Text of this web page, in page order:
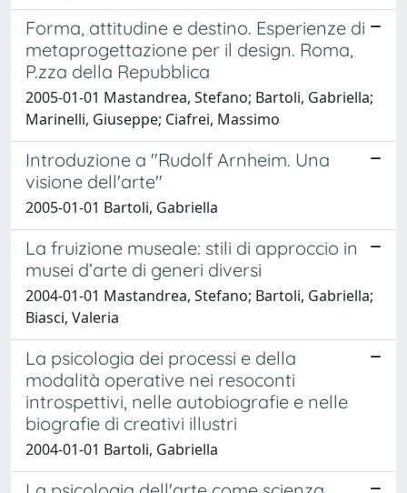
Forma, attitudine e destino. Esperienze di
metaprogettazione per il design. Roma,
P.zza della Repubblica
2005-01-01 Mastandrea, Stefano; Bartoli, Gabriella;
Marinelli, Giuseppe; Ciafrei, Massimo
Introduzione a "Rudolf Arnheim. Una
visione dell'arte"
2005-01-01 Bartoli, Gabriella
La fruizione museale: stili di approccio in
musei d’arte di generi diversi
2004-01-01 Mastandrea, Stefano; Bartoli, Gabriella;
Biasci, Valeria
La psicologia dei processi e della
modalità operative nei resoconti
introspettivi, nelle autobiografie e nelle
biografie di creativi illustri
2004-01-01 Bartoli, Gabriella